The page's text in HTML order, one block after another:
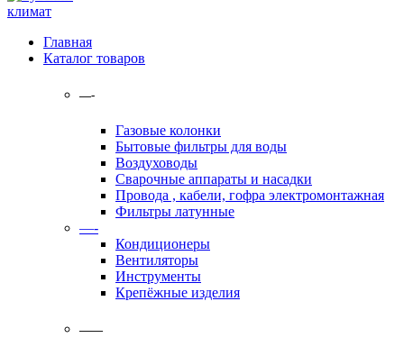
Главная
Каталог товаров
—-
Газовые колонки
Бытовые фильтры для воды
Воздуховоды
Сварочные аппараты и насадки
Провода , кабели, гофра электромонтажная
Фильтры латунные
—-
Кондиционеры
Вентиляторы
Инструменты
Крепёжные изделия
——